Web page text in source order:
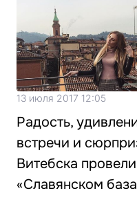
13 июля 2017 12:05
Радость,
встречи и
Витебска
«Славянском